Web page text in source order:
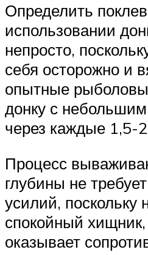
Определить
использовании
непросто,
себя осторожно и
опытные
донку с
через каждые 1,5-
Процесс
глубины не
усилий, поскольку
спокойный
оказывает